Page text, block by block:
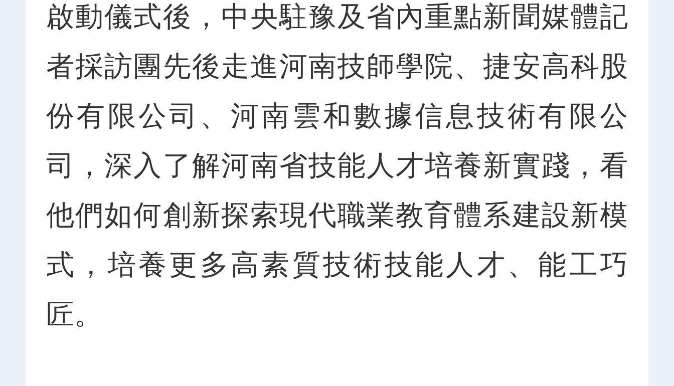
啟動儀式後，中央駐豫及省內重點新聞媒體記
者採訪團先後走進河南技師學院、捷安高科股
份有限公司、河南雲和數據信息技術有限公
司，深入了解河南省技能人才培養新實踐，看
他們如何創新探索現代職業教育體系建設新模
式，培養更多高素質技術技能人才、能工巧
匠。